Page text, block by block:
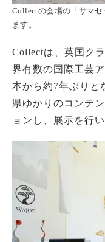
Collectの会場の「サマ
ます。
Collectは、英国ク
界有数の国際工芸
本から約7年ぶりと
県ゆかりのコンテ
ョンし、展示を行い